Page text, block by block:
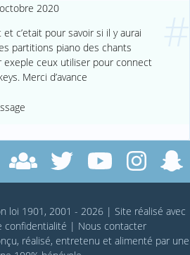
2020
c’etait pour savoir si il y aurai
partitions piano des chants
exeple ceux utiliser pour connect
Merci d’avance
loi 1901, 2001 - 2026 | Site réalisé avec
confidentialité | Nous contacter
réalisé, entretenu et alimenté par une